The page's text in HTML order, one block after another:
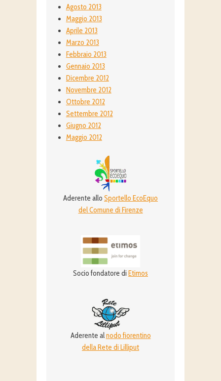
Agosto 2013
Maggio 2013
Aprile 2013
Marzo 2013
Febbraio 2013
Gennaio 2013
Dicembre 2012
Novembre 2012
Ottobre 2012
Settembre 2012
Giugno 2012
Maggio 2012
Aderente allo Sportello EcoEquo
del Comune di Firenze
Socio fondatore di Etimos
Aderente alnodo fiorentino
della Rete di Lilliput